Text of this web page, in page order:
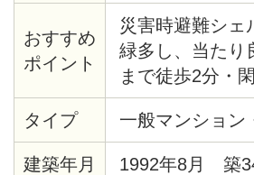
おすすめ
ポイント
災害時避難シェ
緑多し、当たり
まで徒歩2分・
生主体のアパー
タイプ
一般マンション
建築年月 1992年8月 築